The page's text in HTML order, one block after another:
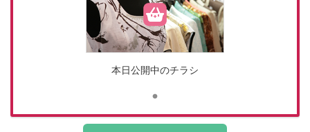
本日公開中のチラシ